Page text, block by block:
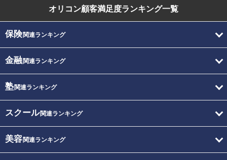
オリコン顧客満足度ランキング一覧
保険関連ランキング
金融関連ランキング
塾関連ランキング
スクール関連ランキング
美容関連ランキング